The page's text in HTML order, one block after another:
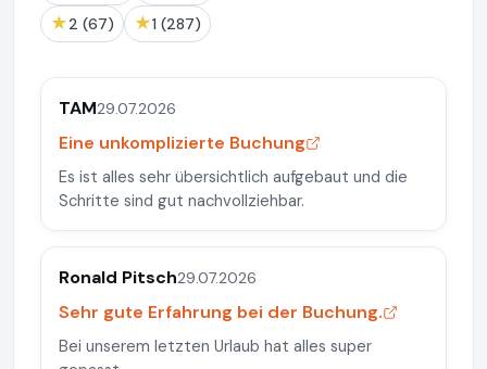
★ 2 (67) ★ 1 (287)
TAM29.07.2026
Eine unkomplizierte Buchung
Es ist alles sehr übersichtlich aufgebaut und die
Schritte sind gut nachvollziehbar.
Ronald Pitsch29.07.2026
Sehr gute Erfahrung bei der Buchung.
Bei unserem letzten Urlaub hat alles super